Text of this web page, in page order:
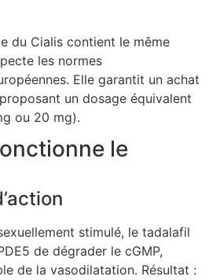
du Cialis contient le même
les normes
Elle garantit un achat
un dosage équivalent
ou 20 mg).
le
stimulé, le tadalafil
de dégrader le cGMP,
de la vasodilatation. Résultat :